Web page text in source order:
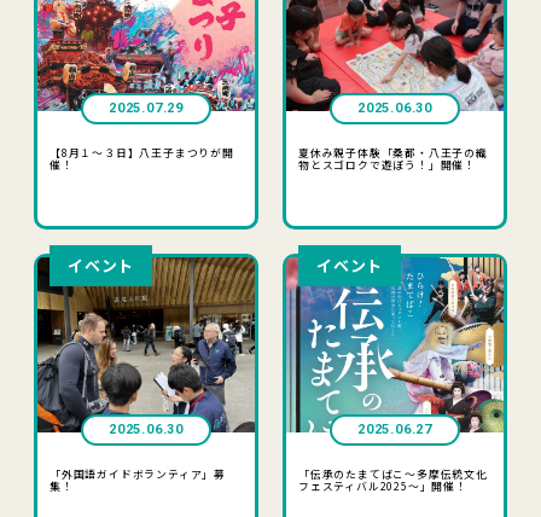
2025.07.29
【8月１～３日】八王子まつりが開
催！
2025.06.30
夏休み親子体験「桑都・八王子の織
物とスゴロクで遊ぼう！」開催！
イベント
2025.06.30
「外国語ガイドボランティア」募
集！
イベント
2025.06.27
「伝承のたまてばこ～多摩伝統文化
フェスティバル2025～」開催！